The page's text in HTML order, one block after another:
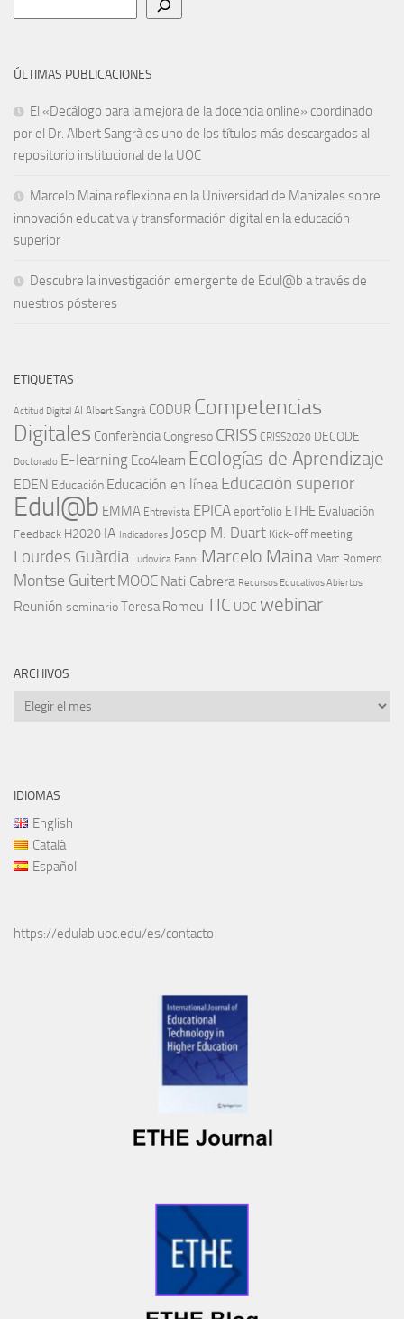
ÚLTIMAS PUBLICACIONES
El «Decálogo para la mejora de la docencia online» coordinado
por el Dr. Albert Sangrà es uno de los títulos más descargados al
repositorio institucional de la UOC
Marcelo Maina reflexiona en la Universidad de Manizales sobre
innovación educativa y transformación digital en la educación
superior
Descubre la investigación emergente de Edul@b a través de
nuestros pósteres
ETIQUETAS
Actitud Digital AI Albert Sangrà CODUR Competencias
Digitales Conferència Congreso CRISS CRISS2020 DECODE
Doctorado E-learning Eco4learn Ecologías de Aprendizaje
EDEN Educación Educación en línea Educación superior
Edul@b EMMA Entrevista EPICA eportfolio ETHE Evaluación
Feedback H2020 IA Indicadores Josep M. Duart Kick-off meeting
Lourdes Guàrdia Ludovica Fanni Marcelo Maina Marc Romero
Montse Guitert MOOC Nati Cabrera Recursos Educativos Abiertos
Reunión seminarioTeresa Romeu TIC UOC webinar
ARCHIVOS
Archivos
IDIOMAS
English
Català
Español
https://edulab.uoc.edu/es/contacto